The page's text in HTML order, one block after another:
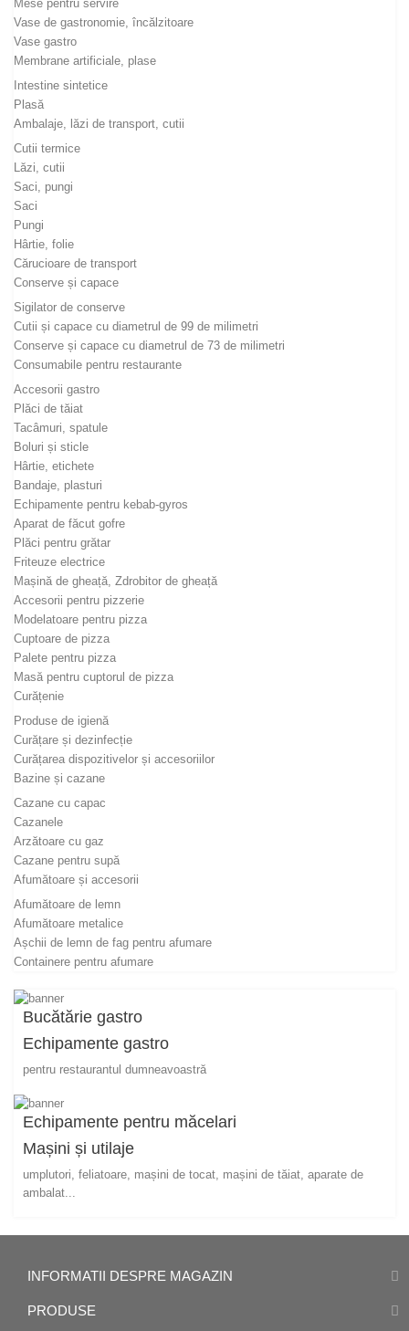
Mese pentru servire
Vase de gastronomie, încălzitoare
Vase gastro
Membrane artificiale, plase
Intestine sintetice
Plasă
Ambalaje, lăzi de transport, cutii
Cutii termice
Lăzi, cutii
Saci, pungi
Saci
Pungi
Hârtie, folie
Cărucioare de transport
Conserve și capace
Sigilator de conserve
Cutii și capace cu diametrul de 99 de milimetri
Conserve și capace cu diametrul de 73 de milimetri
Consumabile pentru restaurante
Accesorii gastro
Plăci de tăiat
Tacâmuri, spatule
Boluri și sticle
Hârtie, etichete
Bandaje, plasturi
Echipamente pentru kebab-gyros
Aparat de făcut gofre
Plăci pentru grătar
Friteuze electrice
Mașină de gheață, Zdrobitor de gheață
Accesorii pentru pizzerie
Modelatoare pentru pizza
Cuptoare de pizza
Palete pentru pizza
Masă pentru cuptorul de pizza
Curățenie
Produse de igienă
Curățare și dezinfecție
Curățarea dispozitivelor și accesoriilor
Bazine și cazane
Cazane cu capac
Cazanele
Arzătoare cu gaz
Cazane pentru supă
Afumătoare și accesorii
Afumătoare de lemn
Afumătoare metalice
Așchii de lemn de fag pentru afumare
Containere pentru afumare
Bucătărie gastro
Echipamente gastro
pentru restaurantul dumneavoastră
Echipamente pentru măcelari
Mașini și utilaje
umplutori, feliatoare, mașini de tocat, mașini de tăiat, aparate de
ambalat...
INFORMATII DESPRE MAGAZIN
PRODUSE